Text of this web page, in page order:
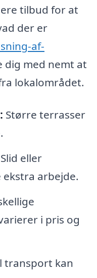
tilbud for at
der er
af-
dig med nemt at
lokalområdet.
Større terrasser
Slid eller
arbejde.
i pris og
transport kan